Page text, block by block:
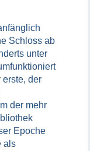
Schloss ab
unter
der
der mehr
Epoche
als